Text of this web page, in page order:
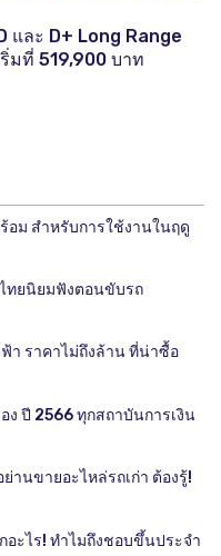
และ D+ Long Range
มที่ 519,900 บาท
อม สำหรับการใช้งานในฤดู
ทยนิยมฟังตอนขับรถ
า ราคาไม่ถึงล้าน ที่น่าซื้อ
ง ปี 2566 ทุกสถาบันการเงิน
านขายอะไหล่รถเก่า ต้องรู้!
อะไร! ทำไมถึงชอบขึ้นประจำ